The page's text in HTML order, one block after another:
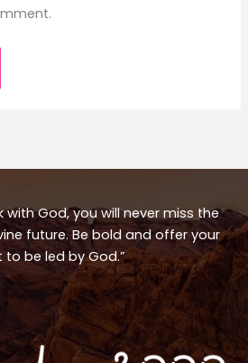
with God, you will never miss the
future. Be bold and offer your
to be led by God.”